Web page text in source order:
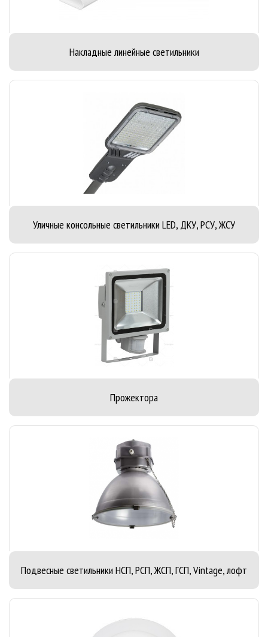
Накладные линейные светильники
Уличные консольные светильники LED, ДКУ, РСУ, ЖСУ
Прожектора
Подвесные светильники НСП, РСП, ЖСП, ГСП, Vintage, лофт